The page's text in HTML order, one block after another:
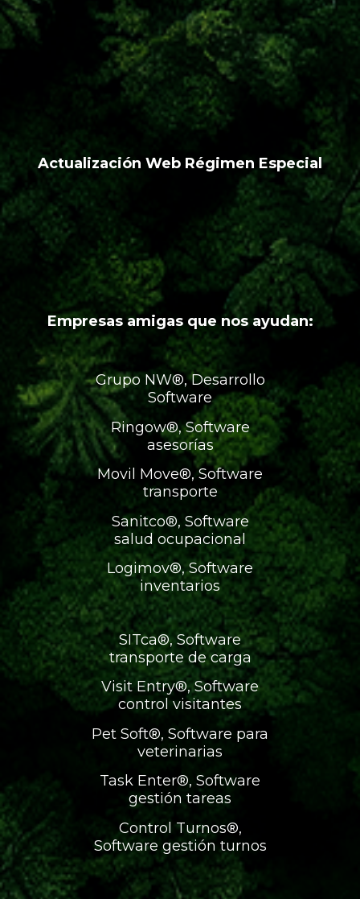
Actualización Web Régimen Especial
Empresas amigas que nos ayudan:
Grupo NW®, Desarrollo
Software
Ringow®, Software
asesorías
Movil Move®, Software
transporte
Sanitco®, Software
salud ocupacional
Logimov®, Software
inventarios
SITca®, Software
transporte de carga
Visit Entry®, Software
control visitantes
Pet Soft®, Software para
veterinarias
Task Enter®, Software
gestión tareas
Control Turnos®,
Software gestión turnos